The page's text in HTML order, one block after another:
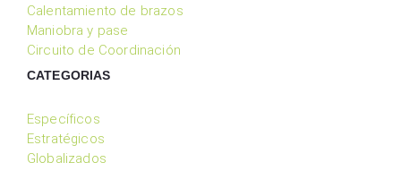
Calentamiento de brazos
Maniobra y pase
Circuito de Coordinación
CATEGORIAS
Específicos
Estratégicos
Globalizados